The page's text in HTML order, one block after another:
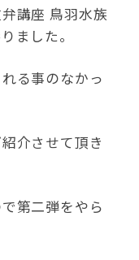
講座 鳥羽水族
ました。
る事のなかっ
介させて頂き
第二弾をやら